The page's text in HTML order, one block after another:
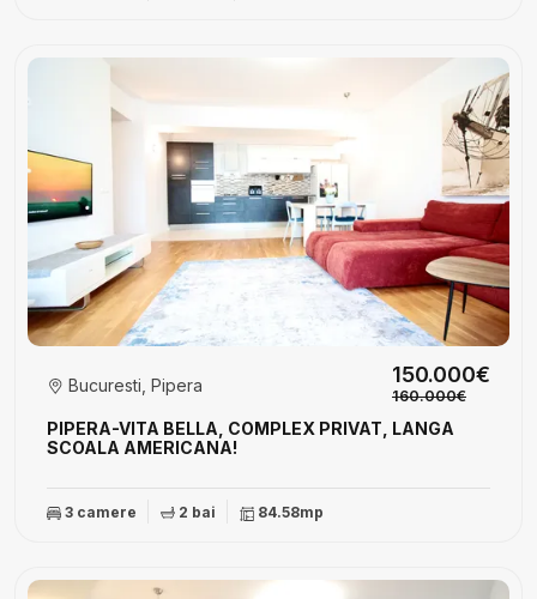
PIPERA-VITA BELLA, COMPLEX PRIVAT, LANGA
SCOALA AMERICANA!
Bucuresti, Pipera 150.000€
160.000€
3 camere 2 bai 84.58mp